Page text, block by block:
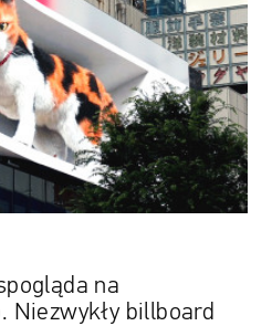
na
Niezwykły billboard